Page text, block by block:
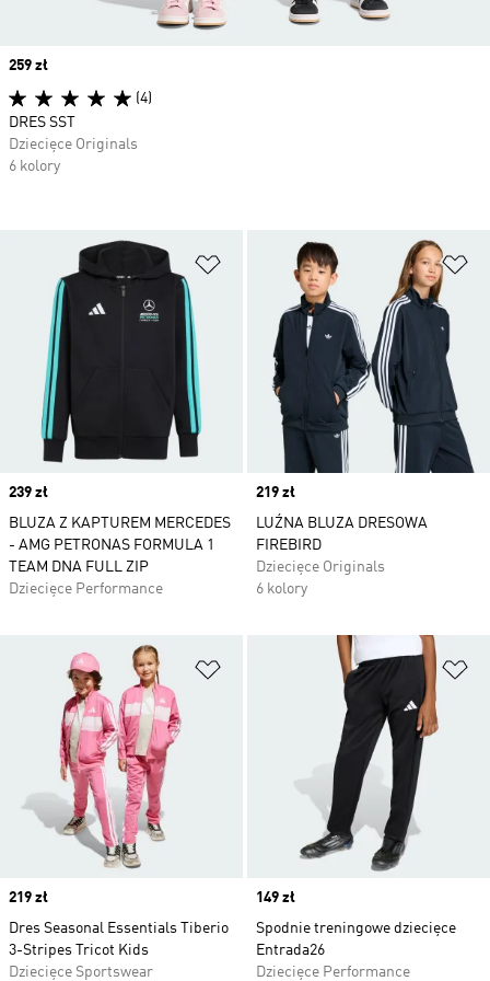
Dodaj do listy życzeń
Price
239 zł
BLUZA Z KAPTUREM MERCEDES
- AMG PETRONAS FORMULA 1
TEAM DNA FULL ZIP
Dziecięce Performance
Price
219 zł
LUŹNA BLUZA DRESOWA
FIREBIRD
Dziecięce Originals
6 kolory
Dodaj do listy życzeń
Price
219 zł
Dres Seasonal Essentials Tiberio
3-Stripes Tricot Kids
Dziecięce Sportswear
Price
149 zł
Spodnie treningowe dziecięce
Entrada26
Dziecięce Performance
Price
259 zł
(4)
DRES SST
Dziecięce Originals
6 kolory